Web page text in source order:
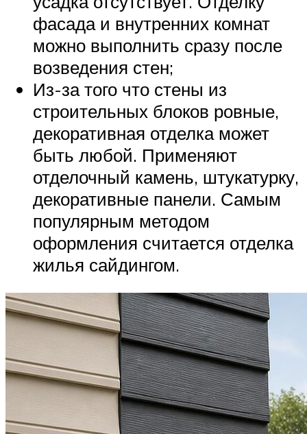
фасада и внутренних комнат
можно выполнить сразу после
возведения стен;
Из-за того что стены из
строительных блоков ровные,
декоративная отделка может
быть любой. Применяют
отделочный камень, штукатурку,
декоративные панели. Самым
популярным методом
оформления считается отделка
жилья сайдингом.